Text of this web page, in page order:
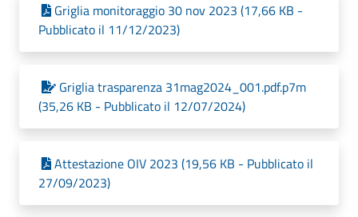
Griglia monitoraggio 30 nov 2023 (17,66 KB -
Pubblicato il 11/12/2023)
Griglia trasparenza 31mag2024_001.pdf.p7m
(35,26 KB - Pubblicato il 12/07/2024)
Attestazione OIV 2023 (19,56 KB - Pubblicato il
27/09/2023)